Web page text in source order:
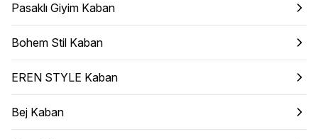
Pasaklı Giyim Kaban
Bohem Stil Kaban
EREN STYLE Kaban
Bej Kaban